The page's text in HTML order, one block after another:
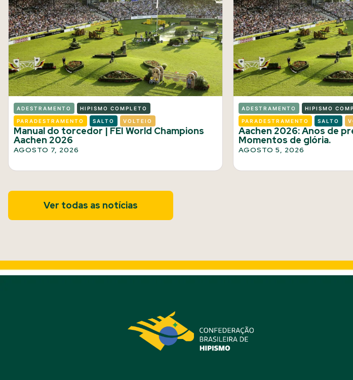
ADESTRAMENTO HIPISMO COMPLETO
PARADESTRAMENTO SALTO VOLTEIO
Manual do torcedor | FEI World Champions
Aachen 2026
AGOSTO 7, 2026
ADESTRAMENTO HIPISMO
PARADESTRAMENTO SALTO
Aachen 2026: Anos de
Momentos de glória.
AGOSTO 5, 2026
Ver todas as notícias